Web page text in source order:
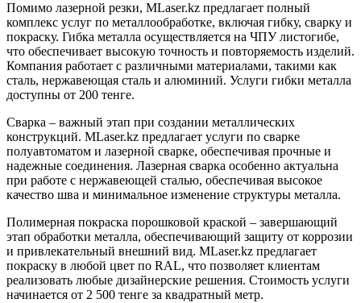
Помимо лазерной резки, MLaser.kz предлагает полный
комплекс услуг по металлообработке, включая гибку, сварку и
покраску. Гибка металла осуществляется на ЧПУ листогибе,
что обеспечивает высокую точность и повторяемость изделий.
Компания работает с различными материалами, такими как
сталь, нержавеющая сталь и алюминий. Услуги гибки металла
доступны от 200 тенге.
Сварка – важный этап при создании металлических
конструкций. MLaser.kz предлагает услуги по сварке
полуавтоматом и лазерной сварке, обеспечивая прочные и
надежные соединения. Лазерная сварка особенно актуальна
при работе с нержавеющей сталью, обеспечивая высокое
качество шва и минимальное изменение структуры металла.
Полимерная покраска порошковой краской – завершающий
этап обработки металла, обеспечивающий защиту от коррозии
и привлекательный внешний вид. MLaser.kz предлагает
покраску в любой цвет по RAL, что позволяет клиентам
реализовать любые дизайнерские решения. Стоимость услуги
начинается от 2 500 тенге за квадратный метр.